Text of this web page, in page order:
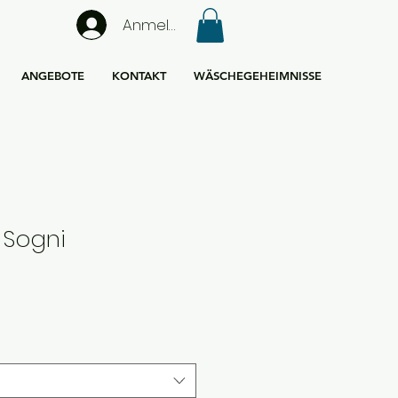
Anmelden
ANGEBOTE KONTAKT WÄSCHEGEHEIMNISSE